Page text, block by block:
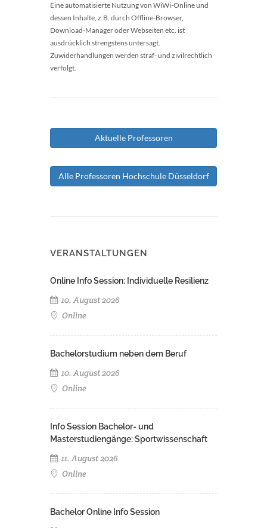
Eine automatisierte Nutzung von WiWi-Online und
dessen Inhalte, z.B. durch Offline-Browser,
Download-Manager oder Webseiten etc. ist
ausdrücklich strengstens untersagt.
Zuwiderhandlungen werden straf- und zivilrechtlich
verfolgt.
Aktuelle Professoren
Alle Professoren Hochschule Düsseldorf
VERANSTALTUNGEN
Online Info Session: Individuelle Resilienz
10. August 2026
Online
Bachelorstudium neben dem Beruf
10. August 2026
Online
Info Session Bachelor- und
Masterstudiengänge: Sportwissenschaft
11. August 2026
Online
Bachelor Online Info Session